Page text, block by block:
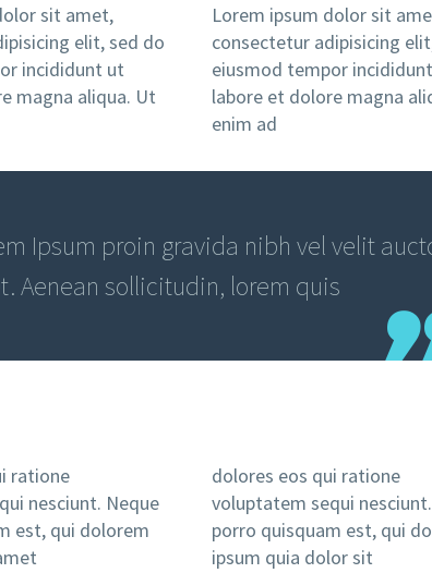
sit amet,
elit, sed do
incididunt ut
magna aliqua. Ut
Lorem ipsum dolor sit
consectetur adipisicing
eiusmod tempor
labore et dolore magna
enim ad
Ipsum proin gravida nibh vel velit
Aenean sollicitudin, lorem quis
ratione
nesciunt. Neque
est, qui dolorem
dolores eos qui ratione
voluptatem sequi
porro quisquam est, qui
ipsum quia dolor sit